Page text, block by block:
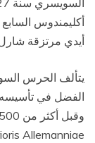
أكليمندوس
أيدي مرتزقة